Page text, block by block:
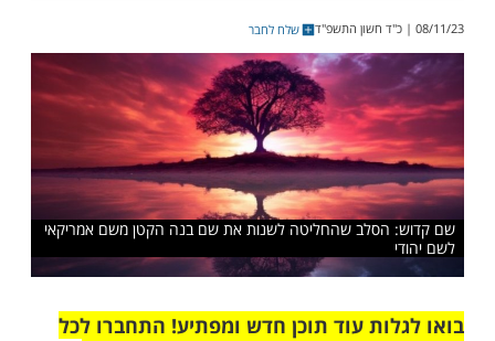
שהיו במצרים נגאלו גם בזכות זה שלא שינו
לא נחפש לברוח מהאמת, כי אפשר
רק לא מבורא עולם"
שלח לחבר